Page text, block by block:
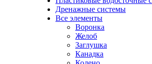
Дренажные системы
Все элементы
Воронка
Желоб
Заглушка
Канадка